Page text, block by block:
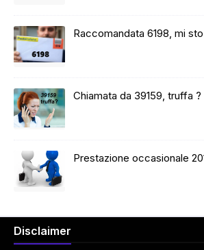
Raccomandata 6198, mi
Chiamata da 39159, truffa ?
Prestazione occasionale
Disclaimer